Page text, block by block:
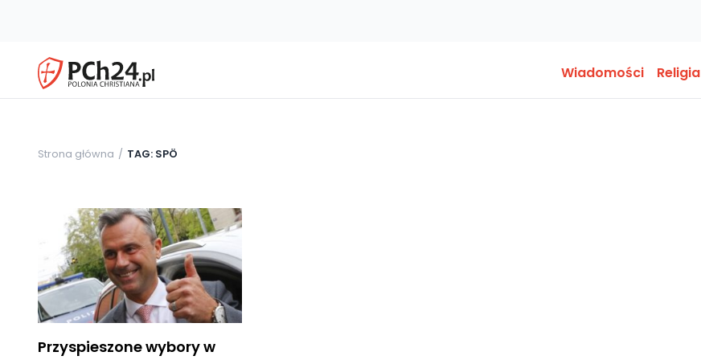
Wiadomości Religia
Strona główna TAG: SPÖ
Przyspieszone wybory w